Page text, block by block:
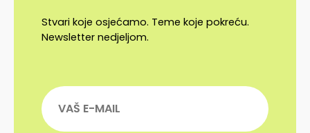
Stvari koje osjećamo. Teme koje pokreću.
Newsletter nedjeljom.